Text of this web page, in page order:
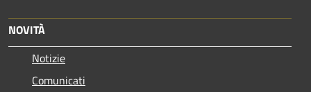
NOVITÀ
Notizie
Comunicati